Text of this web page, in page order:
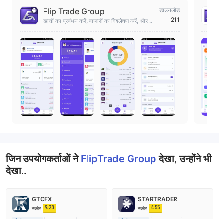
Flip Trade Group
खातों का प्रबंधन करें, बाजारों का विश्लेषण करें, और Fli
डाउनलोड
211
जिन उपयोगकर्ताओं नेFlipTrade Groupदेखा, उन्होंने भी
देखा..
GTCFX
स्कोर 9.23
STARTRADER
स्कोर 8.55